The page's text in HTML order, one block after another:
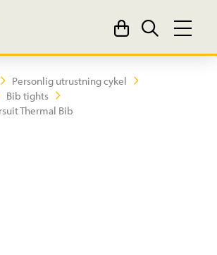
Personlig utrustning cykel
Bib tights
Thermal Bib